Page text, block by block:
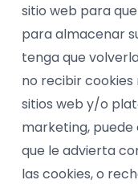
sitio web para
para almacenar
tenga que
no recibir
sitios web y/o
marketing,
que le advierta
las cookies, o